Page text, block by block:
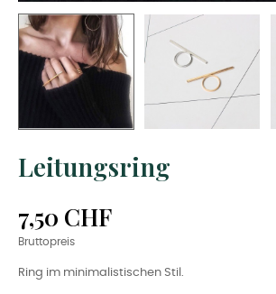
Leitungsring
7,50 CHF
Bruttopreis
Ring im minimalistischen Stil.